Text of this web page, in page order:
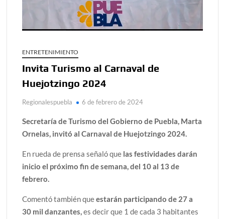
ENTRETENIMIENTO
Invita Turismo al Carnaval de
Huejotzingo 2024
Regionalespuebla 6 de febrero de 2024
Secretaría de Turismo del Gobierno de Puebla, Marta
Ornelas, invitó al Carnaval de Huejotzingo 2024.
En rueda de prensa señaló que las festividades darán
inicio el próximo fin de semana, del 10 al 13 de
febrero.
Comentó también queestarán participando de 27 a
30 mil danzantes,es decir que 1 de cada 3 habitantes